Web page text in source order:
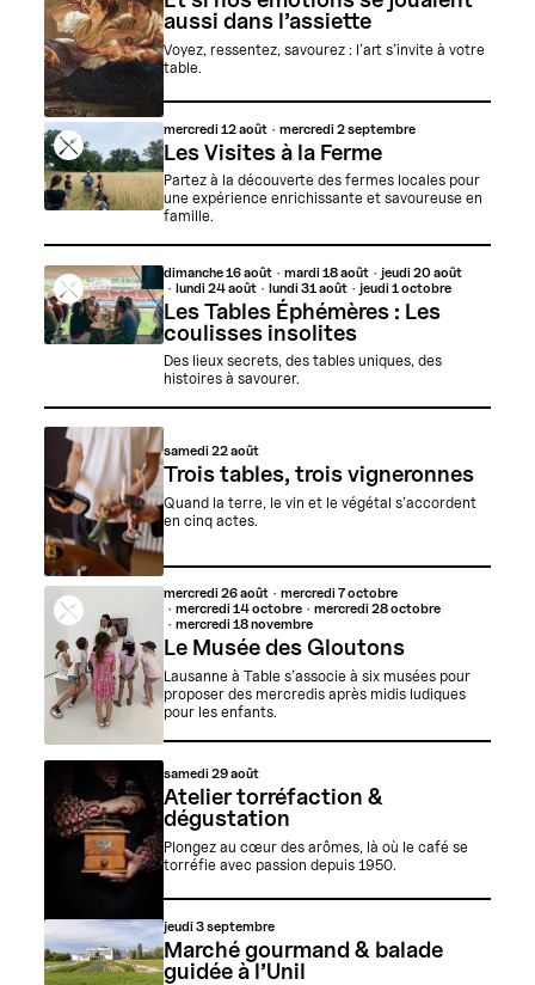
aussi dans l’assiette
Voyez, ressentez, savourez : l’art s’invite à votre
table.
mercredi12 août mercredi2 septembre
Les Visites à la Ferme
Partez à la découverte des fermes locales pour
une expérience enrichissante et savoureuse en
famille.
dimanche16 août mardi18 août jeudi20 août
lundi24 août lundi31 août jeudi1 octobre
Les Tables Éphémères : Les
coulisses insolites
Des lieux secrets, des tables uniques, des
histoires à savourer.
samedi22 août
Trois tables, trois vigneronnes
Quand la terre, le vin et le végétal s’accordent
en cinq actes.
mercredi26 août mercredi7 octobre
mercredi14 octobre mercredi28 octobre
mercredi18 novembre
Le Musée des Gloutons
Lausanne à Table s’associe à six musées pour
proposer des mercredis après midis ludiques
pour les enfants.
samedi29 août
Atelier torréfaction &
dégustation
Plongez au cœur des arômes, là où le café se
torréfie avec passion depuis 1950.
jeudi3 septembre
Marché gourmand & balade
guidée à l’Unil